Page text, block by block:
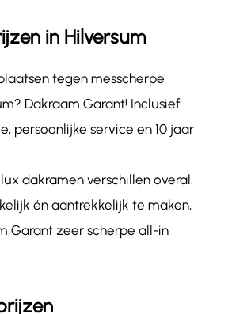
in Hilversum
tegen messcherpe
Dakraam Garant! Inclusief
persoonlijke service en 10 jaar
dakramen verschillen overal.
én aantrekkelijk te maken,
Garant zeer scherpe all-in